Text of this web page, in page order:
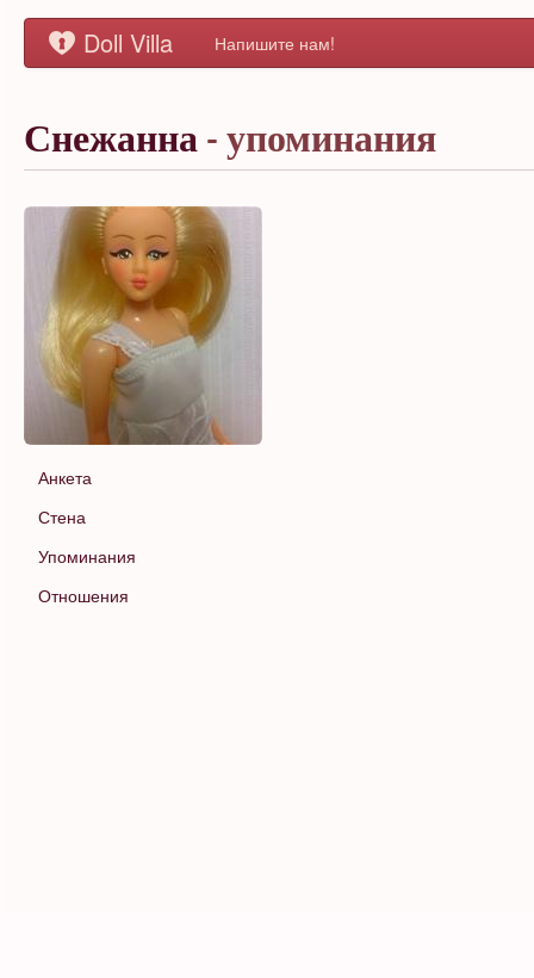
Doll Villa Напишите нам!
Снежанна - упоминания
Анкета
Стена
Упоминания
Отношения